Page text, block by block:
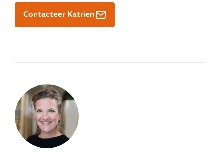
Contacteer Katrien